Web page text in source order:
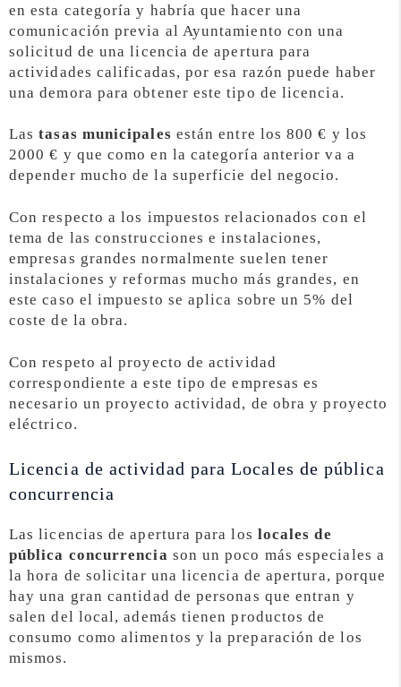
en esta categoría y habría que hacer una
comunicación previa al Ayuntamiento con una
solicitud de una licencia de apertura para
actividades calificadas, por esa razón puede haber
una demora para obtener este tipo de licencia.
Lastasas municipales están entre los 800 € y los
2000 € y que como en la categoría anterior va a
depender mucho de la superficie del negocio.
Con respecto a los impuestos relacionados con el
tema de las construcciones e instalaciones,
empresas grandes normalmente suelen tener
instalaciones y reformas mucho más grandes, en
este caso el impuesto se aplica sobre un 5% del
coste de la obra.
Con respeto al proyecto de actividad
correspondiente a este tipo de empresas es
necesario un proyecto actividad, de obra y proyecto
eléctrico.
Licencia de actividad para Locales de pública
concurrencia
Las licencias de apertura para los locales de
pública concurrencia son un poco más especiales a
la hora de solicitar una licencia de apertura, porque
hay una gran cantidad de personas que entran y
salen del local, además tienen productos de
consumo como alimentos y la preparación de los
mismos.